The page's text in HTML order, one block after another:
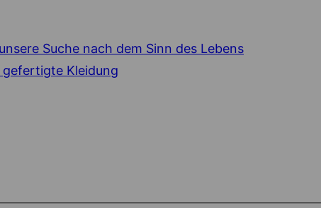
Suche nach dem Sinn des Lebens
gefertigte Kleidung